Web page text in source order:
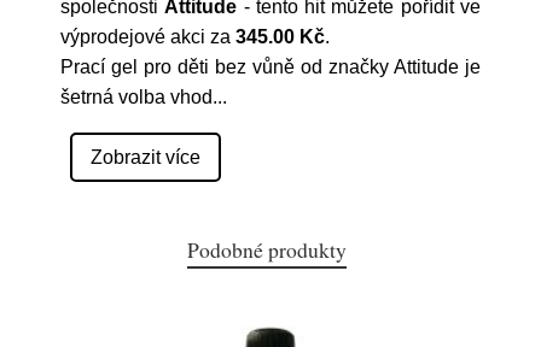
společnostiAttitude - tento hit můžete pořídit ve
výprodejové akci za 345.00 Kč.
Prací gel pro děti bez vůně od značky Attitude je
šetrná volba vhod...
Zobrazit více
Podobné produkty